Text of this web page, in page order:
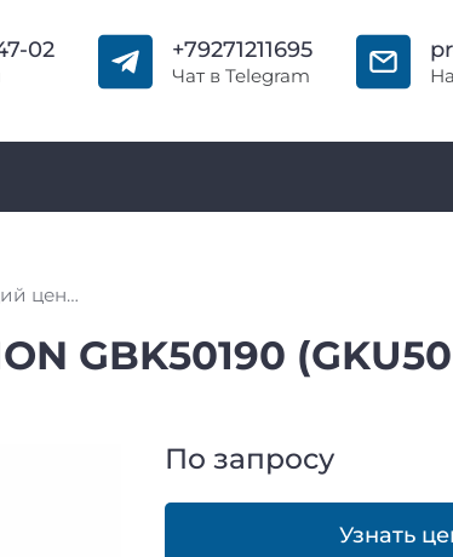
02 +79271211695
Чат в Telegram
Портальный обрабатывающий центр HISION GBK50190 (GKU50Mx190)
GBK50190
По запросу
Узнать